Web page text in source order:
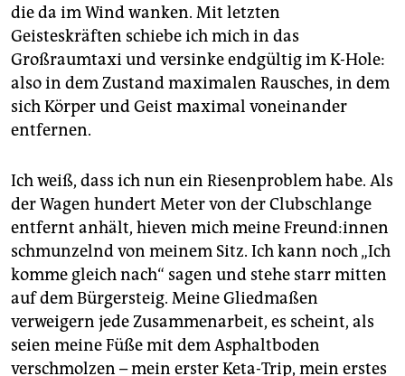
die da im Wind wanken. Mit letzten
Geisteskräften schiebe ich mich in das
Großraumtaxi und versinke endgültig im K-Hole:
also in dem Zustand maximalen Rausches, in dem
sich Körper und Geist maximal voneinander
entfernen.
Ich weiß, dass ich nun ein Riesenproblem habe. Als
der Wagen hundert Meter von der Clubschlange
entfernt anhält, hieven mich meine Freun­d:in­nen
schmunzelnd von meinem Sitz. Ich kann noch „Ich
komme gleich nach“ sagen und stehe starr mitten
auf dem Bürgersteig. Meine Gliedmaßen
verweigern jede Zusammenarbeit, es scheint, als
seien meine Füße mit dem Asphaltboden
verschmolzen – mein erster Keta-Trip, mein erstes